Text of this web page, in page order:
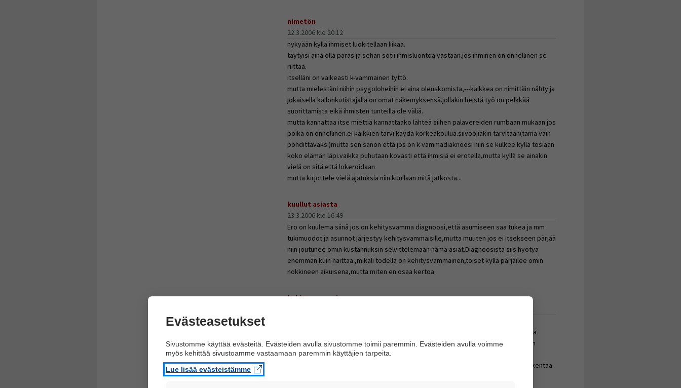
nimetön
22.3.2006 klo 20:12
nykyään kyllä ihmiset luokitellaan liikaa.
täytyisi aina olla paras ja sehän sotii ihmisluontoa vastaan.jos ihminen on onnellinen se
riittää.
itselläni on vaikeasti k-vammainen tyttö.
mutta mielestäni niihin psygoloheihin ei aina oleuskomista,---kaikkea on nimittäin nähty ja
jokaisella kallonkutistajalla on omat näkemyksensä.jollakin heistä työ on pelkkää
suorittamista eikä ihmisten tunteilla ole väliä.
mutta kannattaa itse miettiä kannattaako lähteä siihen palavereiden rumbaan mukaan jos
poika on onnellinen.ei kaikkien tarvi käydä korkeakoulua.siivoojiakin tarvitaan(tämä vain
pohdittavaksi)mutta sen sanon että jos on k-vammadiaknoosi niin se kulkee kyllä tosiaan
koko elämän läpi.vaikka puhutaan kovasti että ihmisiä ei erotella,mutta kyllä se ainakin
vielä on sitä että lokeroidaan
mutta kirjottele vielä ajatuksia niin kuullaan mitä jatkosta...
kuullut asiasta
23.3.2006 klo 16:49
Ero on kuulema siinä jos on kehitysvamma diagnoosi,että asumiseen saa tukea ja mm
tukimuodot ja asunnot järjestyy kehitysvammaisille,mutta muuten jos ei itsekseen pärjää
niin joutunee omin kustannuksin selvittelemään nämä asiat.Diagnoosista siis hyötyä
enemmän kuin haittaa ,mikäli todella on kehitysvammainen,toiset kyllä pärjäilee omin
nokkineen aikuisena,mutta miten en osaa kertoa.
kehitysvammaise...
Aika monelta jo olet saanutkin kommenttia, että tutkimuksista voi pikemminkin olla
hyötyä, mm. siinä, että saa juuri sillä tavalla suunnattua opetusta ja tukea, mistä on
hyötyä (eiväthän kaikki kehitysvammaisetkaan ole samanlaisia) että myös näissä
tulevaisuuden asioissa. Samallahan selviää myös vahvuuksia, joiden varaan voi rakentaa.
Evästeasetukset
Sivustomme käyttää evästeitä. Evästeiden avulla sivustomme toimii paremmin. Evästeiden avulla voimme
myös kehittää sivustoamme vastaamaan paremmin käyttäjien tarpeita.
Lue lisää evästeistämme